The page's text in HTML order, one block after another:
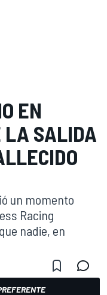
EN
LA SALIDA
un momento
Racing
nadie, en